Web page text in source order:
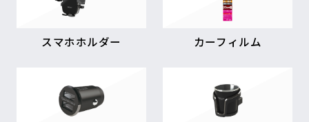
スマホホルダー カーフィルム